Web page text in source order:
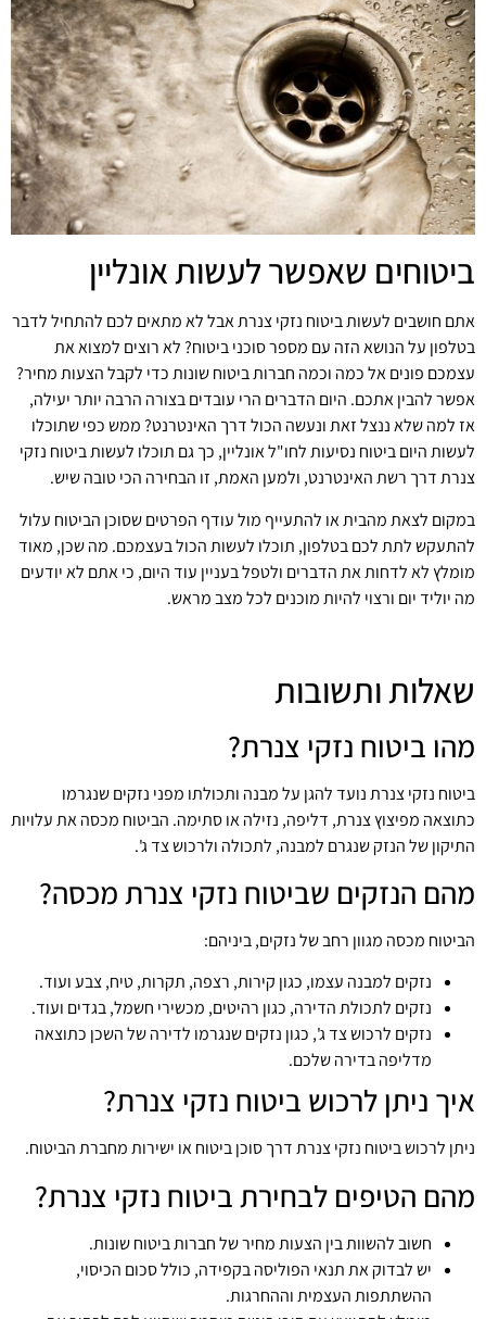
ביטוחים שאפשר לעשות אונליין
אתם חושבים לעשות ביטוח נזקי צנרת אבל לא מתאים לכם להתחיל לדבר
בטלפון על הנושא הזה עם מספר סוכני ביטוח? לא רוצים למצוא את
עצמכם פונים אל כמה וכמה חברות ביטוח שונות כדי לקבל הצעות מחיר?
אפשר להבין אתכם. היום הדברים הרי עובדים בצורה הרבה יותר יעילה,
אז למה שלא ננצל זאת ונעשה הכול דרך האינטרנט? ממש כפי שתוכלו
לעשות היום ביטוח נסיעות לחו"ל אונליין, כך גם תוכלו לעשות ביטוח נזקי
צנרת דרך רשת האינטרנט, ולמען האמת, זו הבחירה הכי טובה שיש.
במקום לצאת מהבית או להתעייף מול עודף הפרטים שסוכן הביטוח עלול
להתעקש לתת לכם בטלפון, תוכלו לעשות הכול בעצמכם. מה שכן, מאוד
מומלץ לא לדחות את הדברים ולטפל בעניין עוד היום, כי אתם לא יודעים
מה יוליד יום ורצוי להיות מוכנים לכל מצב מראש.
שאלות ותשובות
מהו ביטוח נזקי צנרת?
ביטוח נזקי צנרת נועד להגן על מבנה ותכולתו מפני נזקים שנגרמו
כתוצאה מפיצוץ צנרת, דליפה, נזילה או סתימה. הביטוח מכסה את עלויות
התיקון של הנזק שנגרם למבנה, לתכולה ולרכוש צד ג'.
מהם הנזקים שביטוח נזקי צנרת מכסה?
הביטוח מכסה מגוון רחב של נזקים, ביניהם:
נזקים למבנה עצמו, כגון קירות, רצפה, תקרות, טיח, צבע ועוד.
נזקים לתכולת הדירה, כגון רהיטים, מכשירי חשמל, בגדים ועוד.
נזקים לרכוש צד ג', כגון נזקים שנגרמו לדירה של השכן כתוצאה
מדליפה בדירה שלכם.
איך ניתן לרכוש ביטוח נזקי צנרת?
ניתן לרכוש ביטוח נזקי צנרת דרך סוכן ביטוח או ישירות מחברת הביטוח.
מהם הטיפים לבחירת ביטוח נזקי צנרת?
חשוב להשוות בין הצעות מחיר של חברות ביטוח שונות.
יש לבדוק את תנאי הפוליסה בקפידה, כולל סכום הכיסוי,
ההשתתפות העצמית וההחרגות.